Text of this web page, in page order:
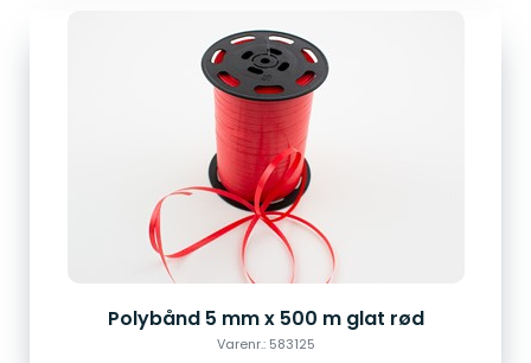
Polybånd 5 mm x 500 m glat rød
Varenr.: 583125